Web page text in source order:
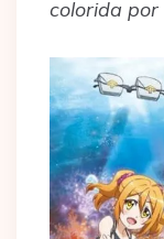
colorida por